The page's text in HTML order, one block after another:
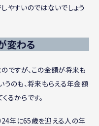
やすいのではないでしょう
変わる
ですが、この金額が将来も
うのも、将来もらえる年金額
るからです。
年に65歳を迎える人の年